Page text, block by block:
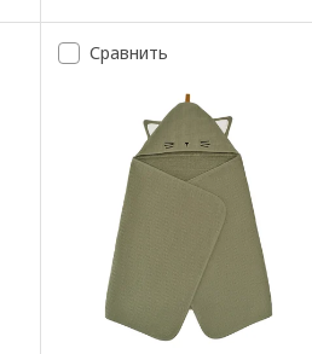
Сравнить